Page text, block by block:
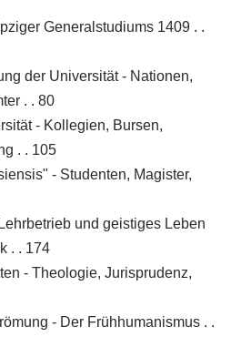
Generalstudiums 1409 . .
der Universität - Nationen,
. . 80
- Kollegien, Bursen,
. . 105
- Studenten, Magister,
und geistiges Leben
. . 174
- Theologie, Jurisprudenz,
- Der Frühhumanismus . .